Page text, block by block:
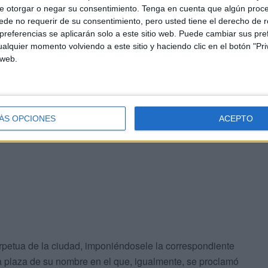
otorgar o negar su consentimiento. Tenga en cuenta que algún
no requerir de su consentimiento, pero usted tiene el derecho de
se aplicarán solo a este sitio web. Puede cambiar sus
momento volviendo a este sitio y haciendo clic en el botón
OPCIONES ACEPTO
de su Santuario y como recuerdo de la primera
de la conquista de la Plaza por Juan I de Portugal.
dos compañías del Regimiento de Infantería nº 54, y
de Intendencia, de Sanidad Militar y otra de
junto con las diversas autoridades de la plaza
bajo mazas, cerrando la misma una
de la ciudad, imponiéndosele la correspondiente
de su nombre en el que, igualmente, se proclamó